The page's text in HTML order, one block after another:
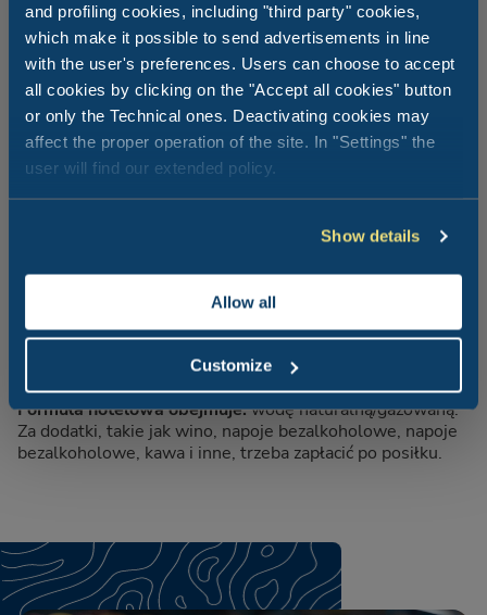
and profiling cookies, including "third party" cookies,
which make it possible to send advertisements in line
with the user's preferences. Users can choose to accept
all cookies by clicking on the "Accept all cookies" button
or only the Technical ones. Deactivating cookies may
affect the proper operation of the site. In "Settings" the
user will find our extended policy.
Show details
Allow all
Customize
Co obejmuje Formuła Hotelowa?
Formuła hotelowa obejmuje:wodę naturalną/gazowaną.
Za dodatki, takie jak wino, napoje bezalkoholowe, napoje
bezalkoholowe, kawa i inne, trzeba zapłacić po posiłku.